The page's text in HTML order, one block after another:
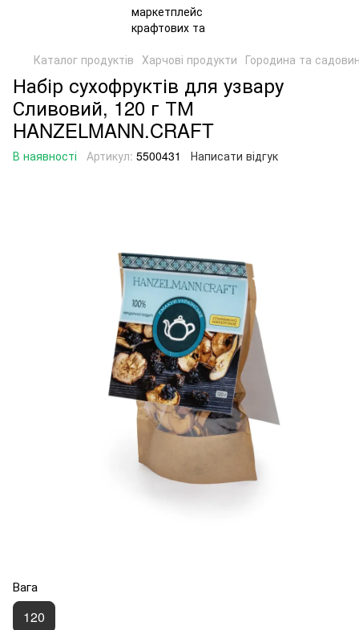
Каталог продуктів Харчові продукти Городина та
Набір сухофруктів для узвару
Сливовий, 120 г ТМ
HANZELMANN.CRAFT
В наявності Артикул: 5500431 Написати відгук
Вага
120